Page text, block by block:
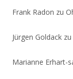
Frank Radon zu
Jürgen Goldack zu
Marianne Erhart-